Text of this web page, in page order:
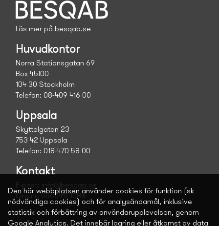
Läs mer på besqab.se
Huvudkontor
Norra Stationsgatan 69
Box 45100
104 30 Stockholm
Telefon: 08-409 416 00
Uppsala
Skyttelgatan 23
753 42 Uppsala
Telefon: 018-470 58 00
Kontakt
E-post:
info@besqab.se
Org.nr: 556699-1088
Den här webbplatsen använder cookies för funktion (sk
nödvändiga cookies) och för analysändamål, inklusive
statistik och förbättring av användarupplevelsen, genom
Google Analytics. Det innebär lagring eller åtkomst av data